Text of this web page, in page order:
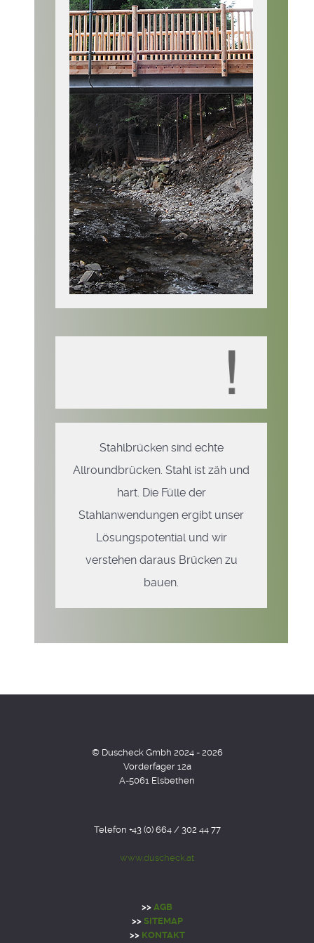
Stahlbrücken sind echte
Allroundbrücken. Stahl ist zäh und
hart. Die Fülle der
Stahlanwendungen ergibt unser
Lösungspotential und wir
verstehen daraus Brücken zu
bauen.
© Duscheck Gmbh 2024 - 2026
Vorderfager 12a
A-5061 Elsbethen
Telefon +43 (0) 664 / 302 44 77
www.duscheck.at
>> AGB
>> SITEMAP
>> KONTAKT